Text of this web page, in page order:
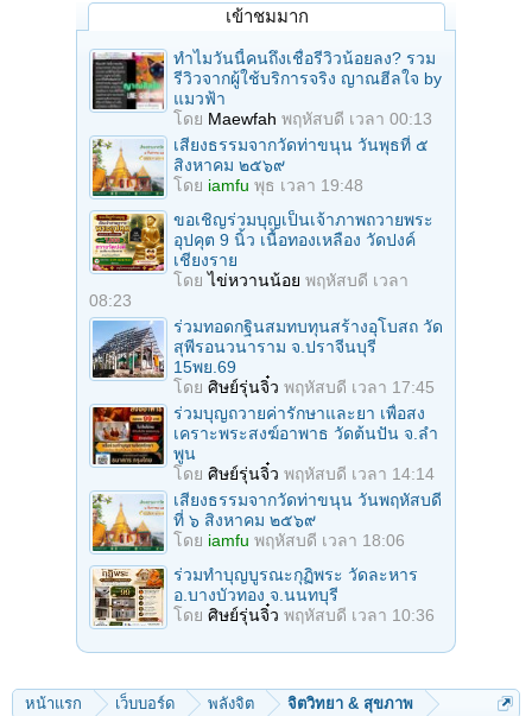
เข้าชมมาก
ทำไมวันนี้คนถึงเชื่อรีวิวน้อยลง? รวม
รีวิวจากผู้ใช้บริการจริง ญาณฮีลใจ by
แมวฟ้า
โดย Maewfah พฤหัสบดี เวลา 00:13
เสียงธรรมจากวัดท่าขนุน วันพุธที่ ๕
สิงหาคม ๒๕๖๙
โดย iamfu พุธ เวลา 19:48
ขอเชิญร่วมบุญเป็นเจ้าภาพถวายพระ
อุปคุต 9 นิ้ว เนื้อทองเหลือง วัดปงค์
เชียงราย
โดยไข่หวานน้อย พฤหัสบดี เวลา
08:23
ร่วมทอดกฐินสมทบทุนสร้างอุโบสถ วัด
สุพีรอนวนาราม จ.ปราจีนบุรี
15พย.69
โดย ศิษย์รุ่นจิ๋ว พฤหัสบดี เวลา 17:45
ร่วมบุญถวายค่ารักษาและยา เพื่อสง
เคราะพระสงฆ์อาพาธ วัดต้นปัน จ.ลํา
พูน
โดย ศิษย์รุ่นจิ๋ว พฤหัสบดี เวลา 14:14
เสียงธรรมจากวัดท่าขนุน วันพฤหัสบดี
ที่ ๖ สิงหาคม ๒๕๖๙
โดย iamfu พฤหัสบดี เวลา 18:06
ร่วมทําบุญบูรณะกุฏิพระ วัดละหาร
อ.บางบัวทอง จ.นนทบุรี
โดย ศิษย์รุ่นจิ๋ว พฤหัสบดี เวลา 10:36
หน้าแรก เว็บบอร์ด พลังจิต จิตวิทยา & สุขภาพ